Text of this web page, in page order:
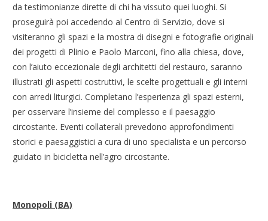
da testimonianze dirette di chi ha vissuto quei luoghi. Si
proseguirà poi accedendo al Centro di Servizio, dove si
visiteranno gli spazi e la mostra di disegni e fotografie originali
dei progetti di Plinio e Paolo Marconi, fino alla chiesa, dove,
con l’aiuto eccezionale degli architetti del restauro, saranno
illustrati gli aspetti costruttivi, le scelte progettuali e gli interni
con arredi liturgici. Completano l’esperienza gli spazi esterni,
per osservare l’insieme del complesso e il paesaggio
circostante. Eventi collaterali prevedono approfondimenti
storici e paesaggistici a cura di uno specialista e un percorso
guidato in bicicletta nell’agro circostante.
Monopoli (BA)